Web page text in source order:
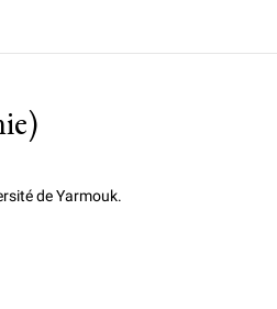
de Yarmouk.